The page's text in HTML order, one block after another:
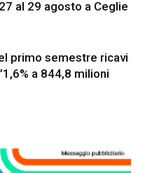
al 29 agosto a Ceglie
primo semestre ricavi
a 844,8 milioni